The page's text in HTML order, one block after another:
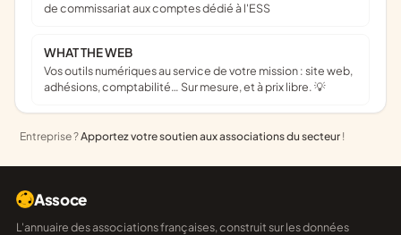
de commissariat aux comptes dédié à l'ESS
WHAT THE WEB
Vos outils numériques au service de votre mission : site web,
adhésions, comptabilité… Sur mesure, et à prix libre. 💡
Entreprise ?Apportez votre soutien aux associations du secteur !
Assoce
L'annuaire des associations françaises, construit sur les données